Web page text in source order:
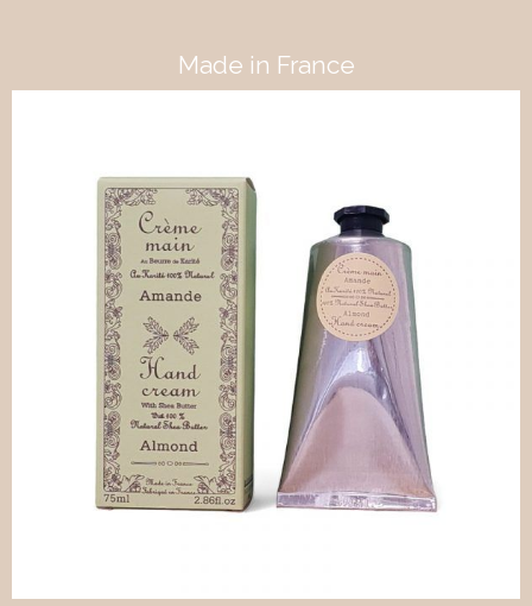
Made in France